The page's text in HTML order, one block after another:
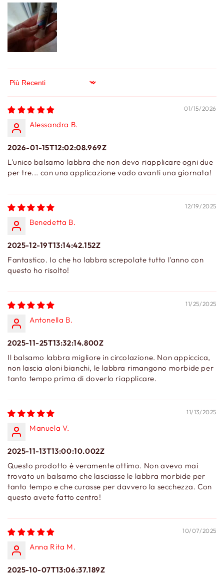
Sort by
01/15/2026
Alessandra B.
2026-01-15T12:02:08.969Z
L'unico balsamo labbra che non devo riapplicare ogni due
per tre... con una applicazione vado avanti una giornata!
12/19/2025
Benedetta B.
2025-12-19T13:14:42.152Z
Fantastico. Io che ho labbra screpolate tutto l'anno con
questo ho risolto!
11/25/2025
Antonella B.
2025-11-25T13:32:14.800Z
Il balsamo labbra migliore in circolazione. Non appiccica,
non lascia aloni bianchi, le labbra rimangono morbide per
tanto tempo prima di doverlo riapplicare.
11/13/2025
Manuela V.
2025-11-13T13:00:10.002Z
Questo prodotto è veramente ottimo. Non avevo mai
trovato un balsamo che lasciasse le labbra morbide per
tanto tempo e che curasse per davvero la secchezza. Con
questo avete fatto centro!
10/07/2025
Anna Rita M.
2025-10-07T13:06:37.189Z